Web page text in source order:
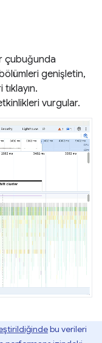
çubuğunda
genişletin,
vurgular.
bu verileri